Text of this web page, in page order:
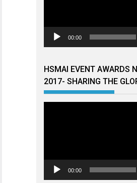
00:00
HSMAI EVENT AWARDS
2017- SHARING THE
00:00